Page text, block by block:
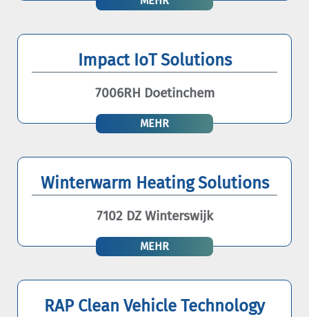
Impact IoT Solutions
7006RH Doetinchem
MEHR
Winterwarm Heating Solutions
7102 DZ Winterswijk
MEHR
RAP Clean Vehicle Technology